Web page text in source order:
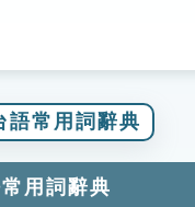
語常用詞辭典
用詞辭典